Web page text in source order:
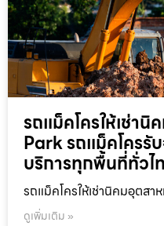
รถแม็คโครให้เช่า
Park รถแม็คโครรั
บริการทุกพื้นที่ทั่วไ
รถแม็คโครให้เช่านิคมอุตส
ดูเพิ่มเติม »